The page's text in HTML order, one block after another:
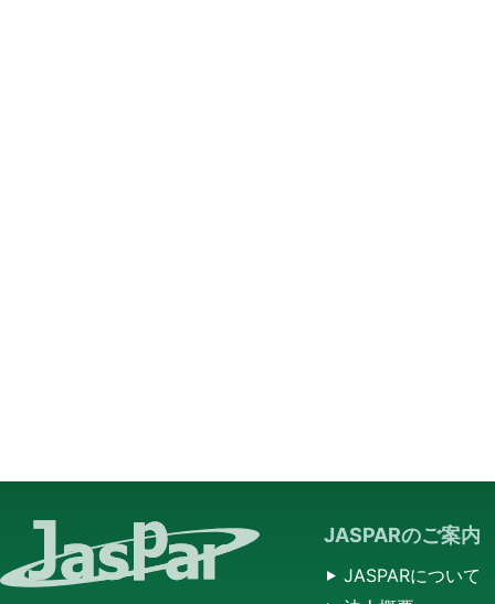
JASPARのご案内
JASPARについて